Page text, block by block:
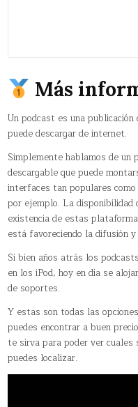
Más
Un podcast es una
puede descargar de internet.
Simplemente hablamos de un
descargable que puede
interfaces tan populares
por ejemplo. La
existencia de estas
está favoreciendo la difusión
Si bien años atrás los
en los iPod, hoy en día se
de soportes.
Y estas son todas las
puedes encontrar a buen
te sirva para poder ver cuales
puedes localizar.